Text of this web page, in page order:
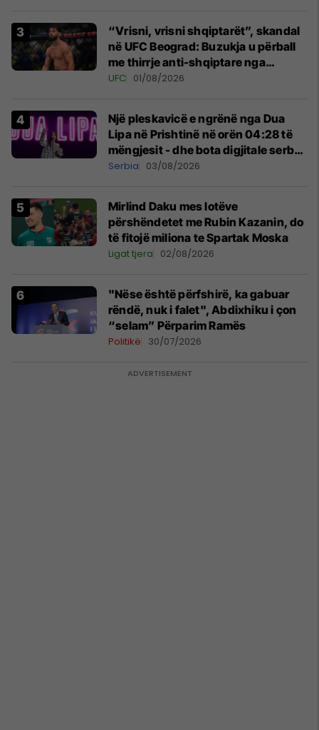
“Vrisni, vrisni shqiptarët”, skandal
në UFC Beograd: Buzukja u përball
me thirrje anti-shqiptare nga
tribunat
UFC 01/08/2026
Një pleskavicë e ngrënë nga Dua
Lipa në Prishtinë në orën 04:28 të
mëngjesit - dhe bota digjitale serbe
shpall gjendjen e luftës
Serbia 03/08/2026
Mirlind Daku mes lotëve
përshëndetet me Rubin Kazanin, do
të fitojë miliona te Spartak Moska
Ligat tjera 02/08/2026
"Nëse është përfshirë, ka gabuar
rëndë, nuk i falet", Abdixhiku i çon
“selam” Përparim Ramës
Politikë 30/07/2026